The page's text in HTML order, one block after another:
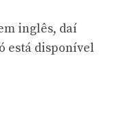
inglês, daí
está disponível